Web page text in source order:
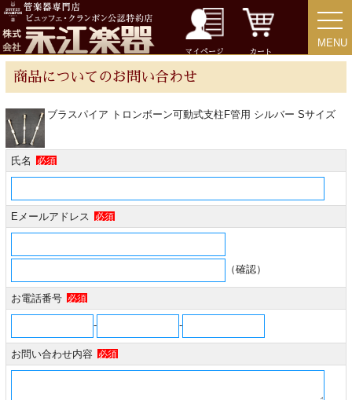
マイページ カート
MENU
MENU
商品についてのお問い合わせ
ブラスパイア トロンボーン可動式支柱F管用 シルバー Sサイズ
氏名 必須
Eメールアドレス 必須
（確認）
お電話番号 必須
- -
お問い合わせ内容 必須
チューバ
リード＆リードケース
マウスピース＆ポーチ
ストラップ
ミュート